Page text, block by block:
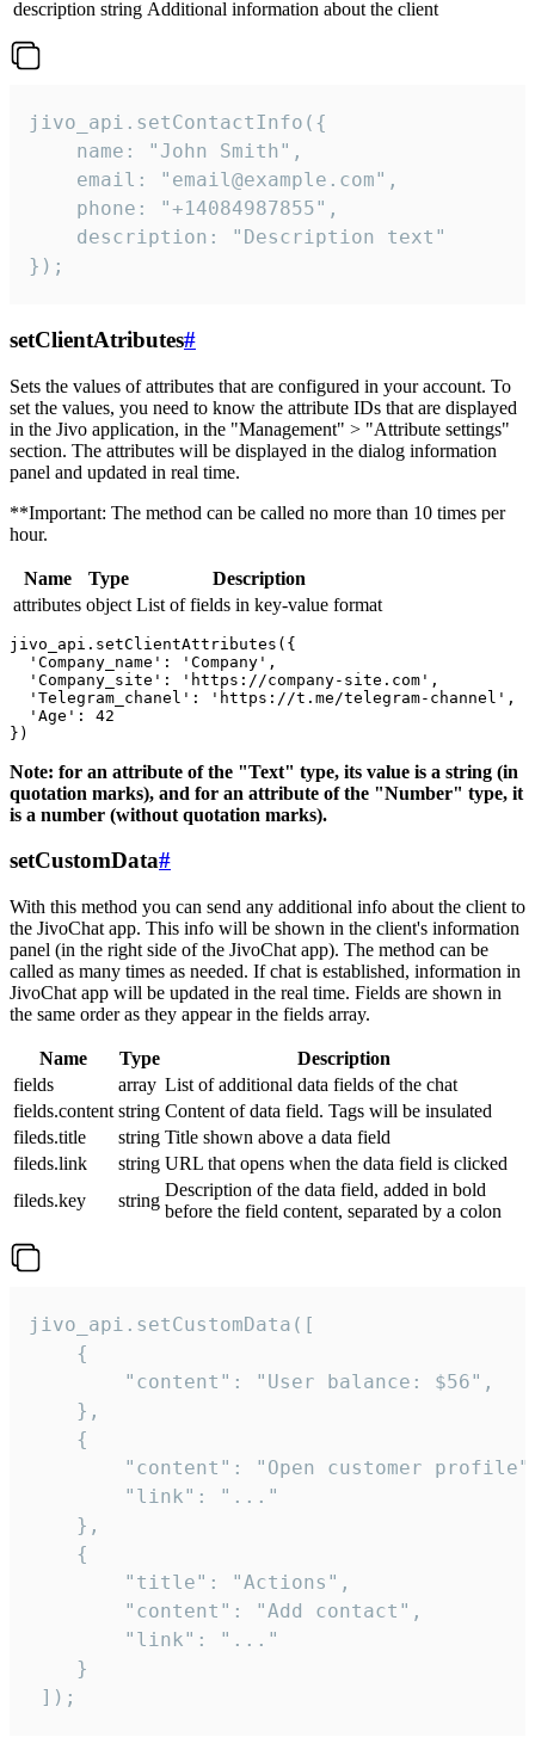
description string Additional information about the client
jivo_api.setContactInfo({
    name: "John Smith",
    email: "email@example.com",
    phone: "+14084987855",
    description: "Description text"
});
setClientAtributes#
Sets the values ​​of attributes that are configured in your account. To
set the values, you need to know the attribute IDs that are displayed
in the Jivo application, in the "Management" > "Attribute settings"
section. The attributes will be displayed in the dialog information
panel and updated in real time.
**Important: The method can be called no more than 10 times per
hour.
Name Type
Description
attributes object List of fields in key-value format
jivo_api.setClientAttributes({
  'Company_name': 'Company',
  'Company_site': 'https://company-site.com',
  'Telegram_chanel': 'https://t.me/telegram-channel',
  'Age': 42
Note: for an attribute of the "Text" type, its value is a string (in
quotation marks), and for an attribute of the "Number" type, it
is a number (without quotation marks).
setCustomData#
With this method you can send any additional info about the client to
the JivoChat app. This info will be shown in the client's information
panel (in the right side of the JivoChat app). The method can be
called as many times as needed. If chat is established, information in
JivoChat app will be updated in the real time. Fields are shown in
the same order as they appear in the fields array.
Name Type
Description
fields
array List of additional data fields of the chat
fields.content string Content of data field. Tags will be insulated
fileds.title
string Title shown above a data field
fileds.link
string URL that opens when the data field is clicked
fileds.key
string
Description of the data field, added in bold
before the field content, separated by a colon
jivo_api.setCustomData([
    {
        "content": "User balance: $56",
    },
    {
"content": "Open customer
        "link": "..."
    },
    {
        "title": "Actions",
        "content": "Add contact",
        "link": "..."
    }
]);